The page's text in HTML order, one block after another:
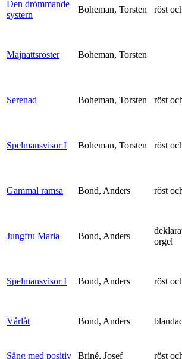
Den drömmande
systern
Boheman, Torsten röst
Majnattsröster Boheman, Torsten
Serenad Boheman, Torsten röst
Spelmansvisor I Boheman, Torsten röst
Gammal ramsa Bond, Anders röst
Jungfru Maria Bond, Anders
orgel
Spelmansvisor I Bond, Anders röst
Vårlåt Bond, Anders
Sång med positiv Briné, Josef röst